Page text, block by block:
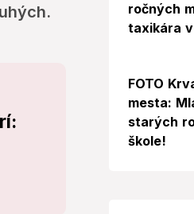
ročných
taxikára
Foto
FOTO
mesta:
starých
škole!